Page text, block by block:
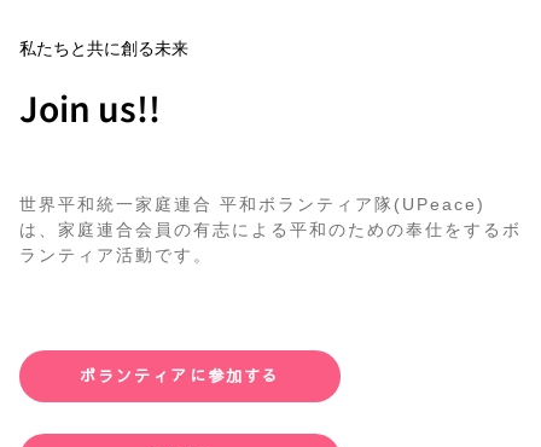
私たちと共に創る未来
Join us!!
世界平和統一家庭連合 平和ボランティア隊(UPeace)
は、家庭連合会員の有志による平和のための奉仕をするボ
ランティア活動です。
ボランティアに参加する